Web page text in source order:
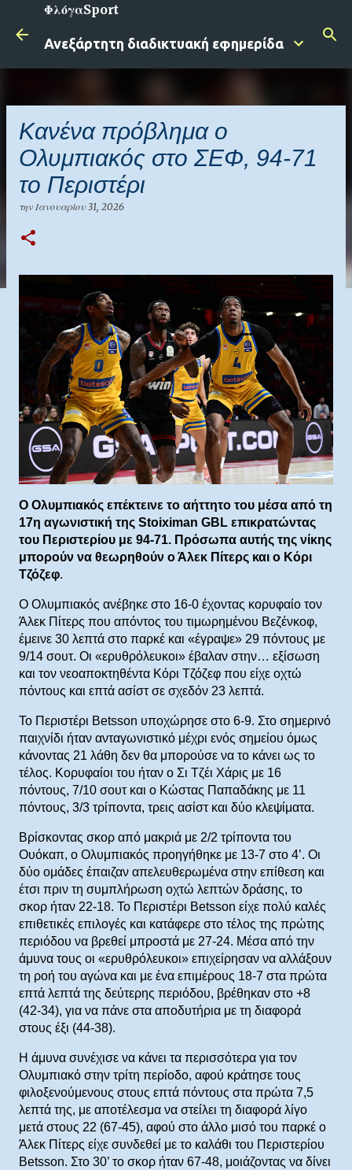
Μετάβαση στο κύριο περιεχόμενο
ΦλόγαSport
Ανεξάρτητη διαδικτυακή εφημερίδα
Κανένα πρόβλημα ο
Ολυμπιακός στο ΣΕΦ, 94-71
το Περιστέρι
την Ιανουαρίου 31, 2026
Ο Ολυμπιακός επέκτεινε το αήττητο του μέσα από τη
17η αγωνιστική της Stoiximan GBL επικρατώντας
του Περιστερίου με 94-71. Πρόσωπα αυτής της νίκης
μπορούν να θεωρηθούν ο Άλεκ Πίτερς και ο Κόρι
Τζόζεφ.
Ο Ολυμπιακός ανέβηκε στο 16-0 έχοντας κορυφαίο τον
Άλεκ Πίτερς που απόντος του τιμωρημένου Βεζένκοφ,
έμεινε 30 λεπτά στο παρκέ και «έγραψε» 29 πόντους με
9/14 σουτ. Οι «ερυθρόλευκοι» έβαλαν στην… εξίσωση
και τον νεοαποκτηθέντα Κόρι Τζόζεφ που είχε οχτώ
πόντους και επτά ασίστ σε σχεδόν 23 λεπτά.
Το Περιστέρι Betsson υποχώρησε στο 6-9. Στο σημερινό
παιχνίδι ήταν ανταγωνιστικό μέχρι ενός σημείου όμως
κάνοντας 21 λάθη δεν θα μπορούσε να το κάνει ως το
τέλος. Κορυφαίοι του ήταν ο Σι Τζέι Χάρις με 16
πόντους, 7/10 σουτ και ο Κώστας Παπαδάκης με 11
πόντους, 3/3 τρίποντα, τρεις ασίστ και δύο κλεψίματα.
Βρίσκοντας σκορ από μακριά με 2/2 τρίποντα του
Ουόκαπ, ο Ολυμπιακός προηγήθηκε με 13-7 στο 4’. Οι
δύο ομάδες έπαιζαν απελευθερωμένα στην επίθεση και
έτσι πριν τη συμπλήρωση οχτώ λεπτών δράσης, το
σκορ ήταν 22-18. Το Περιστέρι Betsson είχε πολύ καλές
επιθετικές επιλογές και κατάφερε στο τέλος της πρώτης
περιόδου να βρεθεί μπροστά με 27-24. Μέσα από την
άμυνα τους οι «ερυθρόλευκοι» επιχείρησαν να αλλάξουν
τη ροή του αγώνα και με ένα επιμέρους 18-7 στα πρώτα
επτά λεπτά της δεύτερης περιόδου, βρέθηκαν στο +8
(42-34), για να πάνε στα αποδυτήρια με τη διαφορά
στους έξι (44-38).
Η άμυνα συνέχισε να κάνει τα περισσότερα για τον
Ολυμπιακό στην τρίτη περίοδο, αφού κράτησε τους
φιλοξενούμενους στους επτά πόντους στα πρώτα 7,5
λεπτά της, με αποτέλεσμα να στείλει τη διαφορά λίγο
μετά στους 22 (67-45), αφού στο άλλο μισό του παρκέ ο
Άλεκ Πίτερς είχε συνδεθεί με το καλάθι του Περιστερίου
Betsson. Στο 30’ το σκορ ήταν 67-48, μοιάζοντας να δίνει